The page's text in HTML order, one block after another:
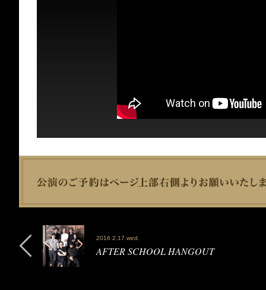
2016 2.17 wed.
AFTER SCHOOL HANGOUT